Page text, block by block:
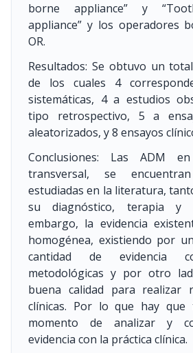
borne appliance” y
appliance” y los operadores
OR.
Resultados: Se obtuvo un
de los cuales 4
sistemáticas, 4 a estudios
tipo retrospectivo, 5 a
aleatorizados, y 8 ensayos
Conclusiones: Las ADM
transversal, se
estudiadas en la literatura,
su diagnóstico, terapia y
embargo, la evidencia
homogénea, existiendo por
cantidad de evidencia
metodológicas y por otro
buena calidad para realizar
clínicas. Por lo que hay
momento de analizar y
evidencia con la práctica clínica.